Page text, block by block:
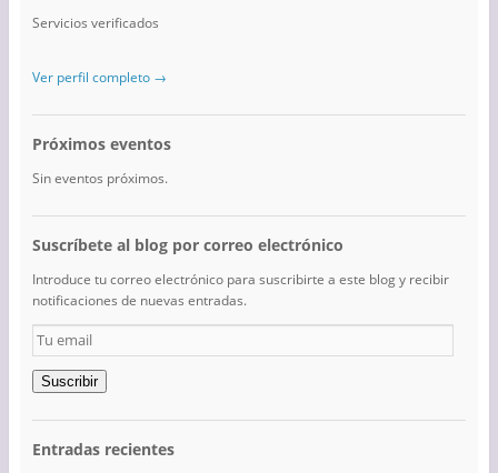
Servicios verificados
Ver perfil completo →
Próximos eventos
Sin eventos próximos.
Suscríbete al blog por correo electrónico
Introduce tu correo electrónico para suscribirte a este blog y recibir
notificaciones de nuevas entradas.
Tu
email
Suscribir
Entradas recientes